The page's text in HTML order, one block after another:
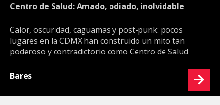
Centro de Salud: Amado, odiado, inolvidable
Calor, oscuridad, caguamas y post-punk: pocos
lugares en la CDMX han construido un mito tan
poderoso y contradictorio como Centro de Salud
Bares